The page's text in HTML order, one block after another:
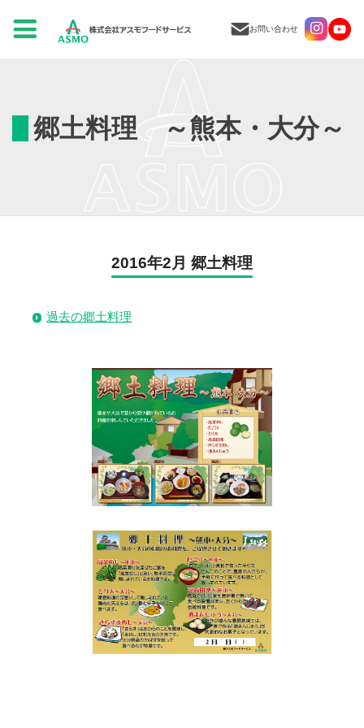
お問い合わせ
郷土料理 ～熊本・大分～
2016年2月 郷土料理
過去の郷土料理